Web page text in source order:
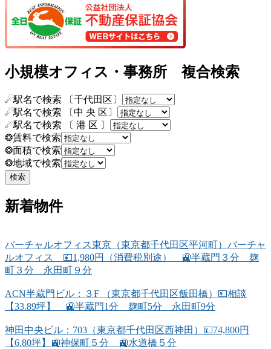
小規模オフィス・事務所 複合検索
☄駅名で検索 〔千代田区〕
☄駅名で検索 〔中 央 区〕
☄駅名で検索 〔 港 区 〕
❂賃料で検索
❂面積で検索
❂地域で検索
新着物件
バーチャルオフィス東京（東京都千代田区平河町）バーチャ
ルオフィス 💴1,980円（消費税別途） 🚉半蔵門３分 麹
町３分 永田町９分
ACN半蔵門ビル：３F （東京都千代田区飯田橋）💴相談
【33.89坪】 🚉半蔵門1分 麹町5分 永田町9分
神田中央ビル：703（東京都千代田区西神田）💴74,800円
【6.80坪】🚉神保町５分 🚉水道橋５分